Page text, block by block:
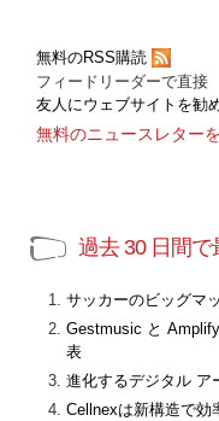
無料のRSS購読
フィードリーダーで直接
友人にウェブサイトを勧
無料のニュースレター
過去 30 日間
サッカーのビッグマ
Gestmusic と
表
進化するデジタル ア
Cellnexは新構造で効